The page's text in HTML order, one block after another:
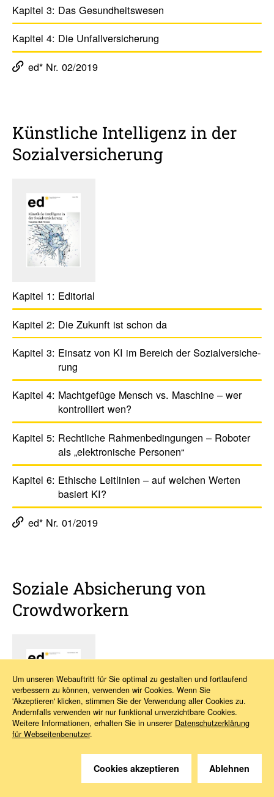
Kapitel 3: Das Gesund­heits­wesen
Kapitel 4: Die Unfall­versi­che­rung
ed* Nr. 02/2019
Künst­liche Intel­li­genz in der
Sozi­al­ver­si­che­rung
Kapitel 1: Edito­rial
Kapitel 2: Die Zukunft ist schon da
Kapitel 3: Einsatz von KI im Bereich der Sozi­al­ver­si­che­
rung
Kapitel 4: Macht­ge­füge Mensch vs. Maschine – wer
kontrol­liert wen?
Kapitel 5: Recht­liche Rahmen­be­din­gungen – Roboter
als „elek­tro­ni­sche Personen“
Kapitel 6: Ethi­sche Leit­li­nien – auf welchen Werten
basiert KI?
ed* Nr. 01/2019
Soziale Absi­che­rung von
Crowd­wor­kern
Edito­rial
Neue Formen der Arbeit – Ansätze einer
Um unseren Webauftritt für Sie optimal zu gestalten und fortlaufend
verbessern zu können, verwenden wir Cookies. Wenn Sie
'Akzeptieren' klicken, stimmen Sie der Verwendung aller Cookies zu.
Andernfalls verwenden wir nur funktional unverzichtbare Cookies.
Weitere Informationen, erhalten Sie in unserer Datenschutzerklärung
für Webseitenbenutzer.
Cookies akzeptieren Ablehnen